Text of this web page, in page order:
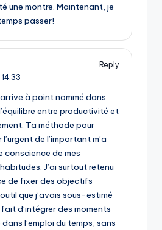
une montre. Maintenant, je
passer!
Reply
14:33
à point nommé dans
entre productivité et
Ta méthode pour
de l’important m’a
conscience de mes
J’ai surtout retenu
de fixer des objectifs
que j’avais sous-estimé
fait d’intégrer des moments
l’emploi du temps, sans